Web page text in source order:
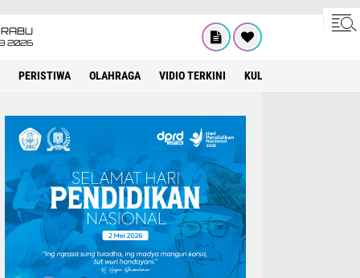
RABU
2026
PERISTIWA OLAHRAGA VIDIO TERKINI KULINER